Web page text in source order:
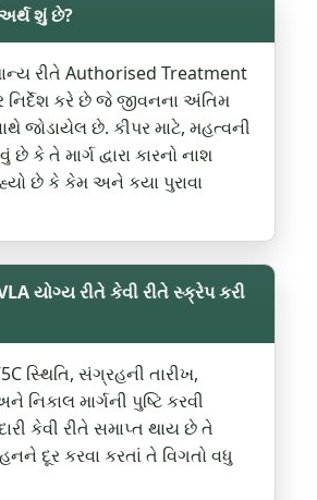
શું છે?
રીતે Authorised Treatment
નિર્દેશ કરે છે જે જીવનના અંતિમ
જોડાયેલ છે. કીપર માટે, મહત્વની
તે માર્ગ દ્વારા કારનો નાશ
છે કે કેમ અને કયા પુરાવા
યોગ્ય રીતે કેવી રીતે સ્ક્રેપ કરી
સ્થિતિ, સંગ્રહની તારીખ,
નિકાલ માર્ગની પુષ્ટિ કરવી
કેવી રીતે સમાપ્ત થાય છે તે
દૂર કરવા કરતાં તે વિગતો વધુ